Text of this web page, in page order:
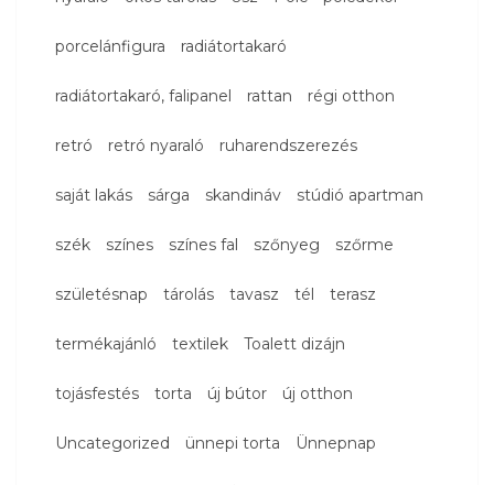
porcelánfigura radiátortakaró
radiátortakaró, falipanel rattan régi otthon
retró retró nyaraló ruharendszerezés
saját lakás sárga skandináv stúdió apartman
szék színes színes fal szőnyeg szőrme
születésnap tárolás tavasz tél terasz
termékajánló textilek Toalett dizájn
tojásfestés torta új bútor új otthon
Uncategorized ünnepi torta Ünnepnap